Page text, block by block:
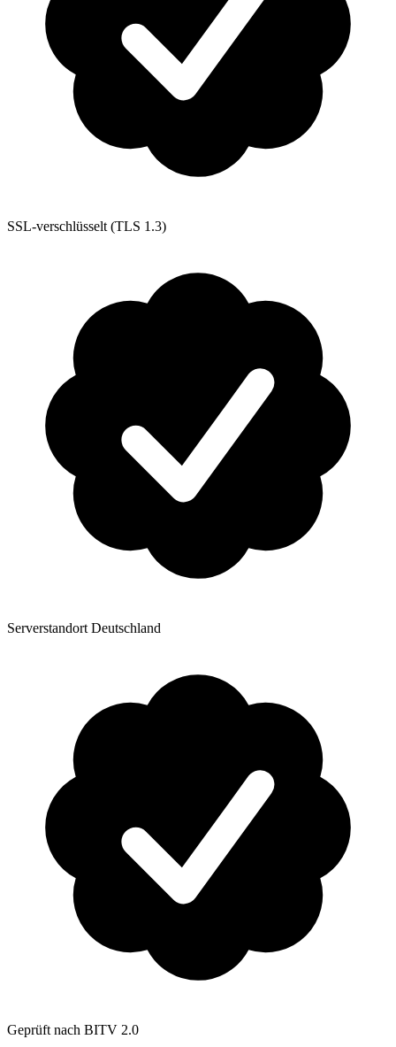
SSL-verschlüsselt (TLS 1.3)
Serverstandort Deutschland
Geprüft nach BITV 2.0